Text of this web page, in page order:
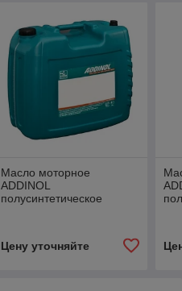
Масло моторное
ADDINOL
полусинтетическое
Цену уточняйте